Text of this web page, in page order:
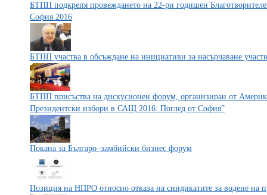
БТПП подкрепя провеждането на 22-ри годишен
София 2016
БТПП участва в обсъждане на инициативи за насърчаване
БТПП присъства на дискусионен форум, организиран от
Президентски избори в САЩ 2016: Поглед от София”
Покана за Българо–замбийски бизнес форум
Позиция на НПРО относно отказа на синдикатите за водене на